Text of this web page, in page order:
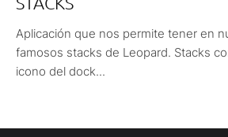
Aplicación que nos permite tener en
famosos stacks de Leopard. Stacks
icono del dock...